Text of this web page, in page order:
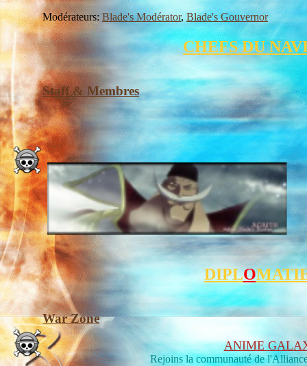
Modérateurs: Blade's Modérator,Blade's Gouvernor
CHEFS DU
Staff & Membres
DIPLO
War Zone
ANIME
Rejoins la communauté de